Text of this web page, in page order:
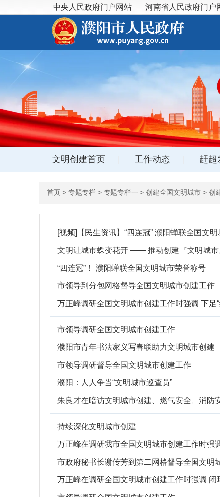
中央人民政府门户网站
河南省人民政府门户
站
文明创建首页 工作动态 赶超
首页 > 专题专栏 > 专题专栏一 > 创建全国文明城市 > 创
[视频]【民生资讯】“四连冠” 濮阳蝉联全国文
文明让城市蝶变花开 —— 推动创建『文明城
“四连冠”！ 濮阳蝉联全国文明城市荣誉称号
市领导到分包网格督导全国文明城市创建工作
万正峰调研全国文明城市创建工作时强调 下足
市领导调研全国文明城市创建工作
濮阳市青年书法家义写春联助力文明城市创建
市领导调研督导全国文明城市创建工作
濮阳：人人争当“文明城市巡查员”
朱良才在暗访文明城市创建、燃气安全、消防
持续深化文明城市创建
万正峰在调研我市全国文明城市创建工作时强
市政府秘书长谢传芳到第二网格督导全国文明
万正峰在调研全国文明城市创建工作时强调